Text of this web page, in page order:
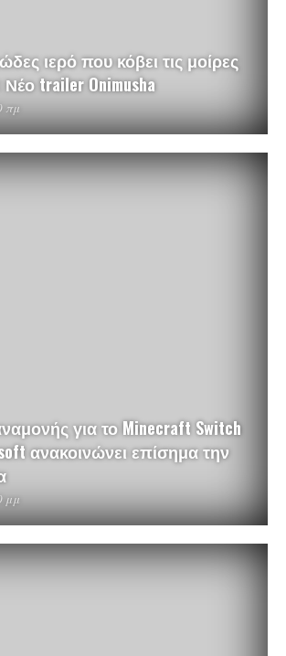
ιερό που κόβει τις μοίρες
trailer Onimusha
πμ
για το Minecraft Switch
ανακοινώνει επίσημα την
μμ